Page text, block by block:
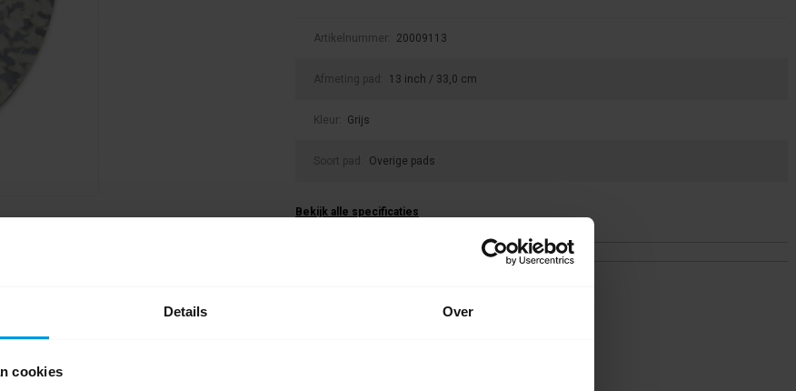
Details Over
cookies
Artikelnummer: 20009113
Afmeting pad: 13 inch / 33,0 cm
Kleur: Grijs
Soort pad: Overige pads
Bekijk alle specificaties